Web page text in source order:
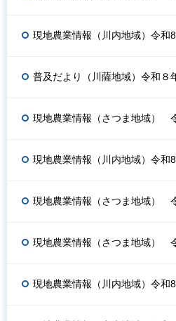
現地農業情報（川内地域）令和
普及だより（川薩地域）令和８
現地農業情報（さつま地域）
現地農業情報（川内地域）令和
現地農業情報（さつま地域）
現地農業情報（さつま地域）
現地農業情報（川内地域）令和